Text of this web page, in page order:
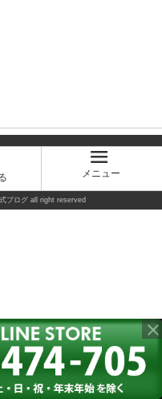
メニュー
ブログ all right reserved